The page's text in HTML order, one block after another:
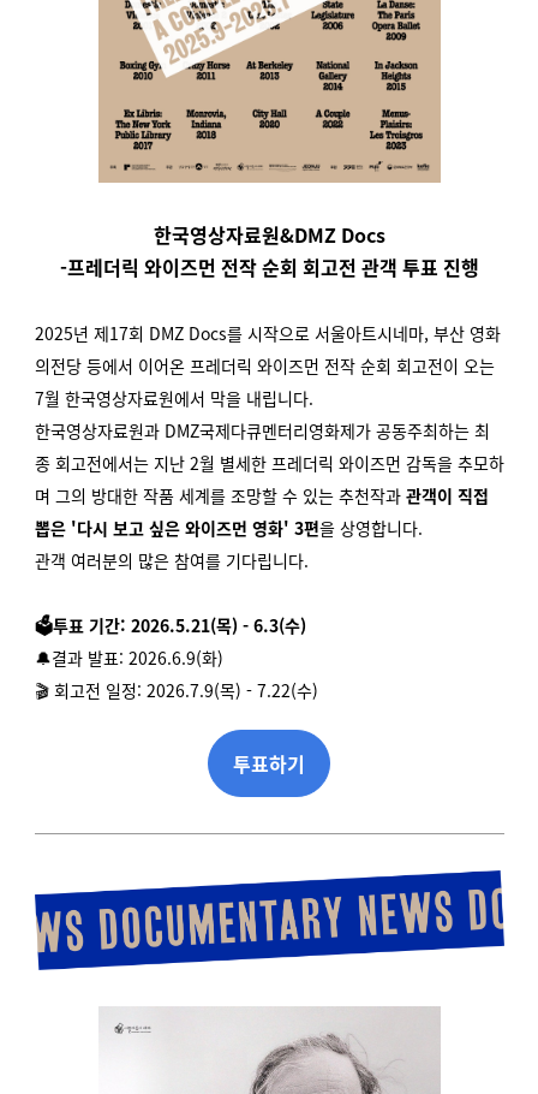
한국영상자료원&DMZ Docs
-프레더릭 와이즈먼 전작 순회 회고전 관객 투표 진행
2025년 제17회 DMZ Docs를 시작으로 서울아트시네마, 부산 영화
의전당 등에서 이어온 프레더릭 와이즈먼 전작 순회 회고전이 오는
7월 한국영상자료원에서 막을 내립니다.
한국영상자료원과 DMZ국제다큐멘터리영화제가 공동주최하는 최
종 회고전에서는 지난 2월 별세한 프레더릭 와이즈먼 감독을 추모하
며 그의 방대한 작품 세계를 조망할 수 있는 추천작과 관객이 직접
뽑은 '다시 보고 싶은 와이즈먼 영화' 3편을 상영합니다.
관객 여러분의 많은 참여를 기다립니다.
🗳️투표 기간: 2026.5.21(목) - 6.3(수)
🔔결과 발표: 2026.6.9(화)
🎬 회고전 일정: 2026.7.9(목) - 7.22(수)
투표하기